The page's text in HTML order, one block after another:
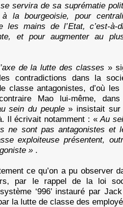
servira de sa suprématie
la bourgeoisie, pour
les mains de l’Etat, c’est-
et pour augmenter au
de la lutte des classes »
contradictions dans la
classe antagonistes, d’où
Mao lui-même,
sein du peuple» insistait sur
Il écrivait notamment : «Au
ne sont pas antagonistes et
exploiteuse présentent,
» .
ce qu’on a pu observer
par le rappel de la loi
‘996’ instauré par
la lutte de classe des